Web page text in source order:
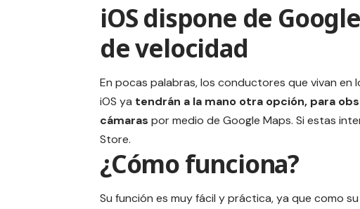
iOS dispone de
de velocidad
En pocas palabras, los conductores que vivan
iOS ya tendrán a la mano otra opción, para
cámaras por medio de Google Maps. Si estas
Store.
¿Cómo funciona?
Su función es muy fácil y práctica, ya que como